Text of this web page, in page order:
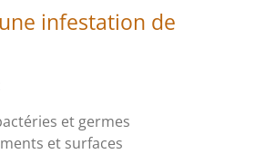
infestation de
et germes
et surfaces